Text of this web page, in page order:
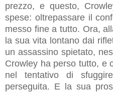
prezzo, e questo,
spese: oltrepassare il
messo fine a tutto. Ora,
la sua vita lontano dai
un assassino spietato,
Crowley ha perso tutto, e
nel tentativo di
perseguita. E la sua